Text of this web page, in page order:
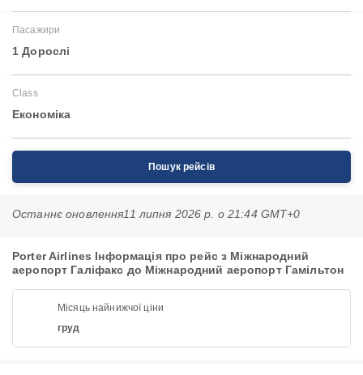
Пасажири
1 Дорослі
Class
Економіка
Пошук рейсів
Останнє оновлення11 липня 2026 р. о 21:44 GMT+0
Porter Airlines Інформація про рейс з Міжнародний
аеропорт Галіфакс до Міжнародний аеропорт Гамільтон
Місяць найнижчої ціни
груд